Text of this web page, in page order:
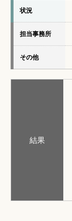
状況
担当事務所
その他
結果